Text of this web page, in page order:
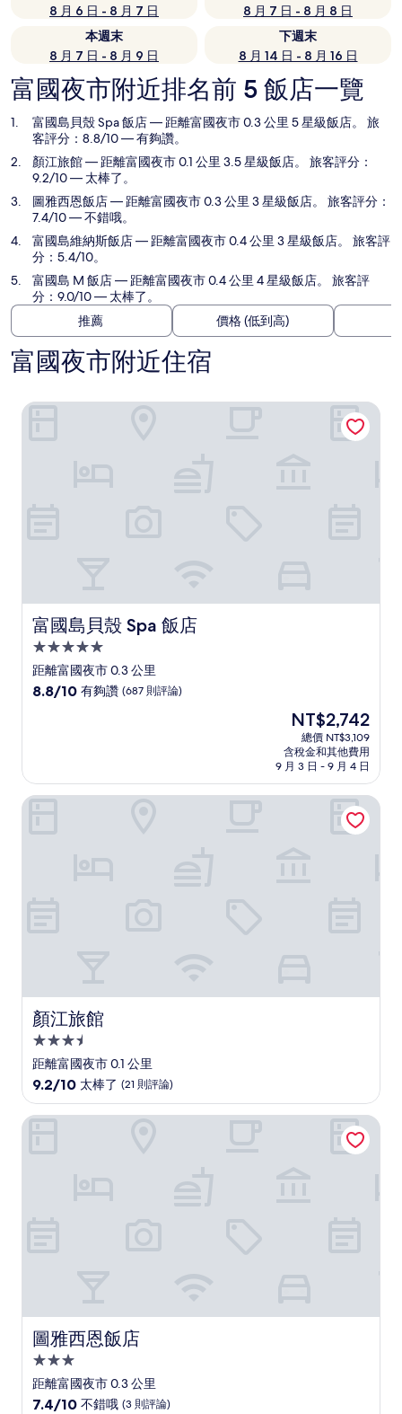
8 月 6 日 - 8 月 7 日
8 月 7 日 - 8 月 8 日
本週末
8 月 7 日 - 8 月 9 日
下週末
8 月 14 日 - 8 月 16 日
富國夜市附近排名前 5 飯店一覽
富國島貝殼 Spa 飯店— 距離富國夜市 0.3 公里 5 星級飯店。 旅
客評分：8.8/10 — 有夠讚。
顏江旅館— 距離富國夜市 0.1 公里 3.5 星級飯店。 旅客評分：
9.2/10 — 太棒了。
圖雅西恩飯店— 距離富國夜市 0.3 公里 3 星級飯店。 旅客評分：
7.4/10 — 不錯哦。
富國島維納斯飯店— 距離富國夜市 0.4 公里 3 星級飯店。 旅客評
分：5.4/10。
富國島 M 飯店— 距離富國夜市 0.4 公里 4 星級飯店。 旅客評
分：9.0/10 — 太棒了。
推薦
價格 (低到高)
富國夜市附近住宿
富國島貝殼 Spa 飯店
富國島貝殼 Spa 飯店
5.0
星
級
距離富國夜市 0.3 公里
8.8
有
夠
8.8/10 有夠讚 (687 則評論)
現
在
價
格
為
NT$2,742
NT$2,742
總價 NT$3,109
含稅金和其他費用
9 月 3 日 - 9 月 4 日
富國島貝殼 Spa 飯店
顏江旅館
顏江旅館
3.5
星
級
住
宿
距離富國夜市 0.1 公里
9.2
分，
滿
9.2/10 太棒了 (21 則評論)
顏江旅館
圖雅西恩飯店
圖雅西恩飯店
3.0
星
級
距離富國夜市 0.3 公里
7.4
7.4/10 不錯哦 (3 則評論)
圖雅西恩飯店